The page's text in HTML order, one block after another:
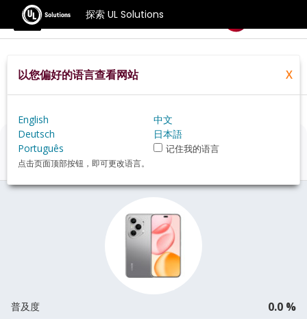
探索 UL Solutions
基准测试
Home Zh Hans Hardware
Honor+400+Pro+review
Honor 400 Pro评估
普及度 0.0 %
以您偏好的语言查看网站 X
English
中文
Deutsch
日本語
Português
记住我的语言
点击页面顶部按钮，即可更改语言。